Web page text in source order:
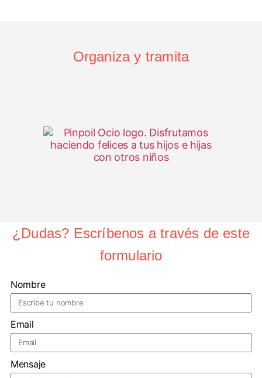
Organiza y tramita
¿Dudas? Escríbenos a través de este
formulario
Nombre
Email
Mensaje